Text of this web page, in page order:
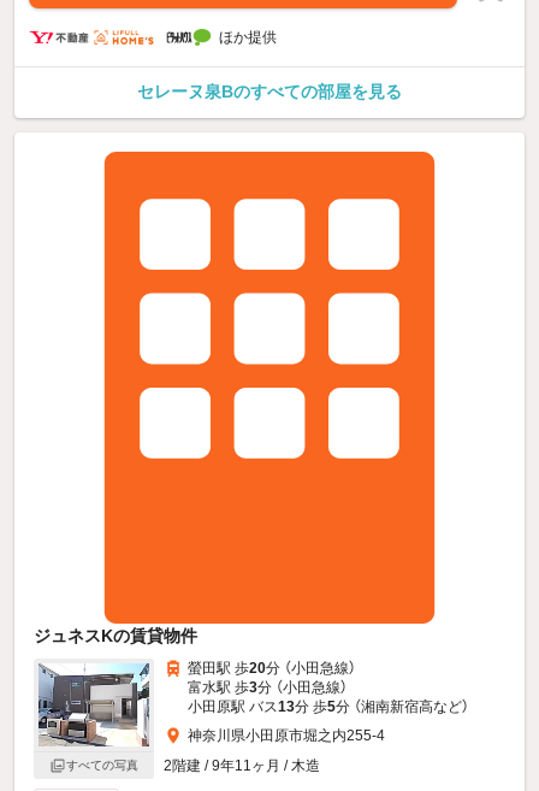
ほか提供
セレーヌ泉Bのすべての部屋を見る
ジュネスKの賃貸物件
すべての写真
螢田駅 歩20分 （小田急線）
富水駅 歩3分 （小田急線）
小田原駅 バス13分 歩5分 （湘南新宿高など）
神奈川県小田原市堀之内255-4
2階建 / 9年11ヶ月 / 木造